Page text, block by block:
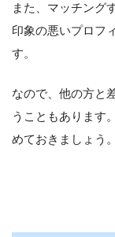
また、マッチング
印象の悪いプロフ
す。
なので、他の方と
うこともあります
めておきましょう。